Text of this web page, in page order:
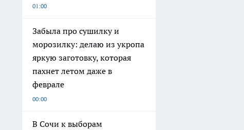
01:00
Забыла про сушилку и
морозилку: делаю из укропа
яркую заготовку, которая
пахнет летом даже в
феврале
00:00
В Сочи к выборам